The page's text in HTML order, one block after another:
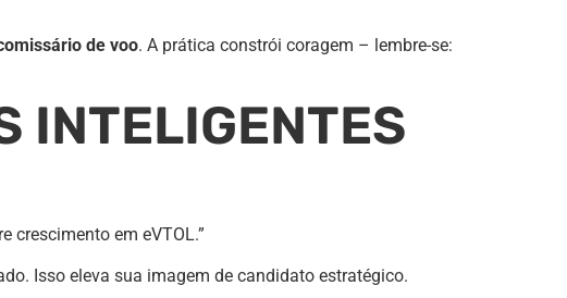
de voo. A prática constrói coragem – lembre-se:
INTELIGENTES
crescimento em eVTOL.”
Isso eleva sua imagem de candidato estratégico.